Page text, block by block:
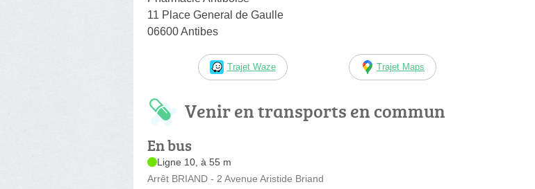
11 Place General de Gaulle
06600 Antibes
Trajet Waze Trajet Maps
Venir en transports en commun
En bus
Ligne 10, à 55 m
Arrêt BRIAND - 2 Avenue Aristide Briand